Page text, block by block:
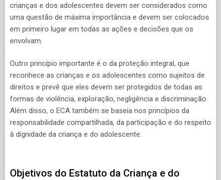
crianças e dos adolescentes devem ser considerados como
uma questão de máxima importância e devem ser colocados
em primeiro lugar em todas as ações e decisões que os
envolvam.
Outro princípio importante é o da proteção integral, que
reconhece as crianças e os adolescentes como sujeitos de
direitos e prevê que eles devem ser protegidos de todas as
formas de violência, exploração, negligência e discriminação.
Além disso, o ECA também se baseia nos princípios da
responsabilidade compartilhada, da participação e do respeito
à dignidade da criança e do adolescente.
Objetivos do Estatuto da Criança e do